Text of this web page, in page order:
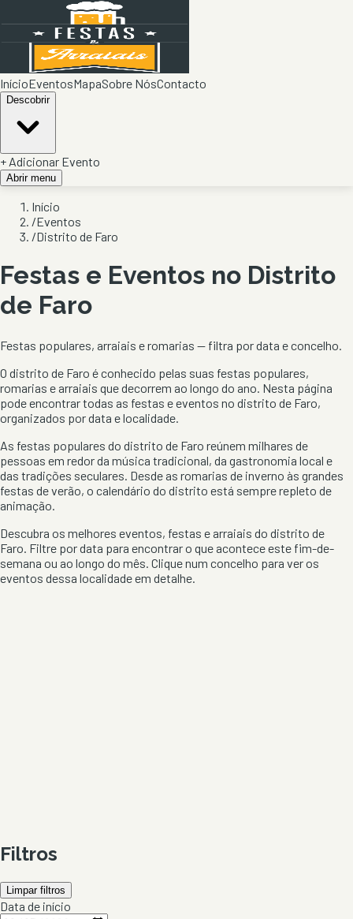
InícioEventosMapaSobre NósContacto
Descobrir
+ Adicionar Evento
Abrir menu
Início
/Eventos
/Distrito de Faro
Festas e Eventos no Distrito
de Faro
Festas populares, arraiais e romarias — filtra por data e concelho.
O distrito de Faro é conhecido pelas suas festas populares,
romarias e arraiais que decorrem ao longo do ano. Nesta página
pode encontrar todas as festas e eventos no distrito de Faro,
organizados por data e localidade.
As festas populares do distrito de Faro reúnem milhares de
pessoas em redor da música tradicional, da gastronomia local e
das tradições seculares. Desde as romarias de inverno às grandes
festas de verão, o calendário do distrito está sempre repleto de
animação.
Descubra os melhores eventos, festas e arraiais do distrito de
Faro. Filtre por data para encontrar o que acontece este fim-de-
semana ou ao longo do mês. Clique num concelho para ver os
eventos dessa localidade em detalhe.
Filtros
Limpar filtros
Data de início